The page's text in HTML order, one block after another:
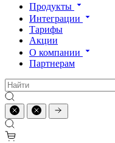
Продукты
Интеграции
Тарифы
Акции
О компании
Партнерам